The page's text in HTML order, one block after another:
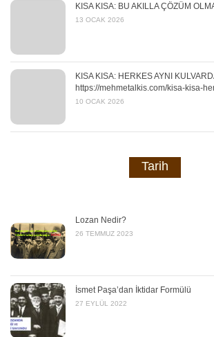
KISA KISA: BU AKILLA ÇÖZÜM
13 OCAK 2026
KISA KISA: HERKES AYNI
https://mehmetalkis.com/kisa-kisa-
10 OCAK 2026
Tarih
Lozan Nedir?
26 TEMMUZ 2023
İsmet Paşa’dan İktidar Formülü
27 EYLÜL 2022